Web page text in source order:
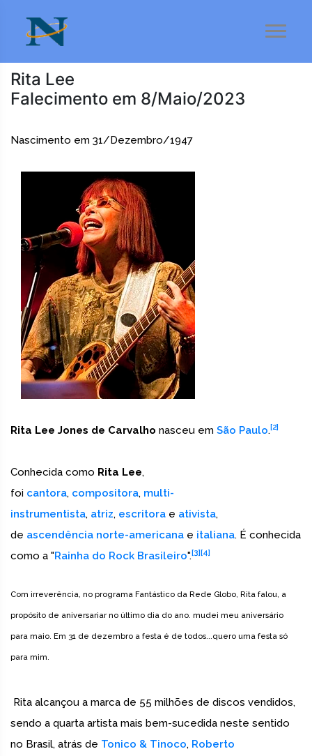
Rita Lee
Falecimento em 8/Maio/2023
Nascimento em 31/Dezembro/1947
Rita Lee Jones de Carvalho nasceu em São Paulo.[2]
Conhecida como Rita Lee,
foi cantora, compositora, multi-
instrumentista, atriz, escritora e ativista,
de ascendência norte-americana e italiana. É conhecida
como a "Rainha do Rock Brasileiro".[3][4]
Com irreverência, no programa Fantástico da Rede Globo, Rita falou, a
propósito de aniversariar no último dia do ano. mudei meu aniversário
para maio. Em 31 de dezembro a festa é de todos...quero uma festa só
para mim.
Rita alcançou a marca de 55 milhões de discos vendidos,
sendo a quarta artista mais bem-sucedida neste sentido
no Brasil, atrás de Tonico & Tinoco, Roberto